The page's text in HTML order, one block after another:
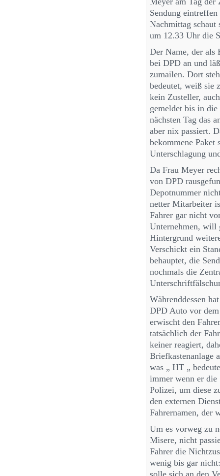
Sendung
Nachmittag schaut
um 12.33 Uhr die
Der Name, der als
bei DPD an und
zumailen. Dort
bedeutet, weiß sie
kein Zusteller,
gemeldet bis in
nächsten Tag das
aber nix passiert.
bekommene
Unterschlagung
Da Frau Meyer
von DPD
Depotnummer
netter Mitarbeiter
Fahrer gar nicht
Unternehmen, will
Hintergrund
Verschickt ein
behauptet, die
nochmals die
Währenddessen
DPD Auto vor
erwischt den
tatsächlich der
keiner reagiert,
Briefkastenanlage
was „ HT „
immer wenn er die
Polizei, um diese
den externen
Fahrernamen, der
Um es vorweg zu
Misere, nicht
Fahrer die
wenig bis gar
solle sich an den